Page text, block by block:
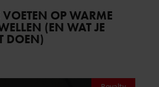
OP WARME
(EN WAT JE
DOEN)